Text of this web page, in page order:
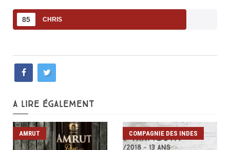
85 CHRIS
A LIRE ÉGALEMENT
AMRUT COMPAGNIE DES INDES